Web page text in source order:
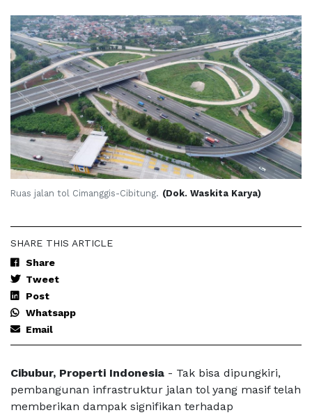
Ruas jalan tol Cimanggis-Cibitung. (Dok. Waskita Karya)
SHARE THIS ARTICLE
Share
Tweet
Post
Whatsapp
Email
Cibubur, Properti Indonesia - Tak bisa dipungkiri,
pembangunan infrastruktur jalan tol yang masif telah
memberikan dampak signifikan terhadap